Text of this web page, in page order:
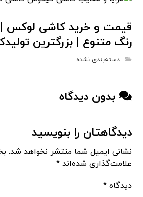
رنگ متنوع | بزرگترین
دسته‌بندی نشده
بدون دیدگاه
دیدگاهتان را بنویسید
نشانی ایمیل شما منتشر نخواهد شد.
علامت‌گذاری شده‌اند*
دیدگاه*